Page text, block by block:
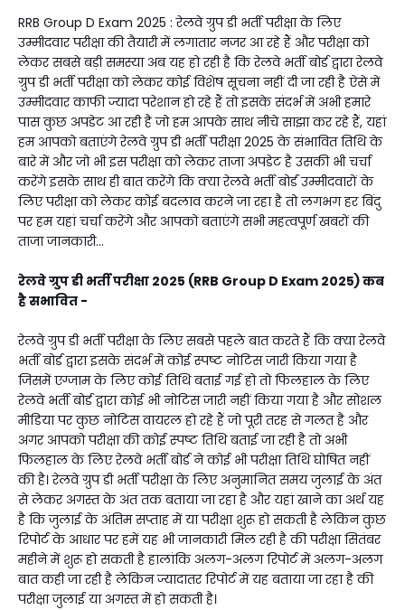
RRB Group D Exam 2025 : रेलवे ग्रुप डी भर्ती परीक्षा के लिए
उम्मीदवार परीक्षा की तैयारी में लगातार नजर आ रहे हैं और परीक्षा को
लेकर सबसे बड़ी समस्या अब यह हो रही है कि रेलवे भर्ती बोर्ड द्वारा रेलवे
ग्रुप डी भर्ती परीक्षा को लेकर कोई विशेष सूचना नहीं दी जा रही है ऐसे में
उम्मीदवार काफी ज्यादा परेशान हो रहे हैं तो इसके संदर्भ में अभी हमारे
पास कुछ अपडेट आ रही है जो हम आपके साथ नीचे साझा कर रहे हैं, यहां
हम आपको बताएंगे रेलवे ग्रुप डी भर्ती परीक्षा 2025 के संभावित तिथि के
बारे में और जो भी इस परीक्षा को लेकर ताजा अपडेट है उसकी भी चर्चा
करेंगे इसके साथ ही बात करेंगे कि क्या रेलवे भर्ती बोर्ड उम्मीदवारों के
लिए परीक्षा को लेकर कोई बदलाव करने जा रहा है तो लगभग हर बिंदु
पर हम यहां चर्चा करेंगे और आपको बताएंगे सभी महत्वपूर्ण खबरों की
ताजा जानकारी...
रेलवे ग्रुप डी भर्ती परीक्षा 2025 (RRB Group D Exam 2025) कब
है सभावित -
रेलवे ग्रुप डी भर्ती परीक्षा के लिए सबसे पहले बात करते हैं कि क्या रेलवे
भर्ती बोर्ड द्वारा इसके संदर्भ में कोई स्पष्ट नोटिस जारी किया गया है
जिसमें एग्जाम के लिए कोई तिथि बताई गई हो तो फिलहाल के लिए
रेलवे भर्ती बोर्ड द्वारा कोई भी नोटिस जारी नहीं किया गया है और सोशल
मीडिया पर कुछ नोटिस वायरल हो रहे हैं जो पूरी तरह से गलत है और
अगर आपको परीक्षा की कोई स्पष्ट तिथि बताई जा रही है तो अभी
फिलहाल के लिए रेलवे भर्ती बोर्ड ने कोई भी परीक्षा तिथि घोषित नहीं
की है। रेलवे ग्रुप डी भर्ती परीक्षा के लिए अनुमानित समय जुलाई के अंत
से लेकर अगस्त के अंत तक बताया जा रहा है और यहां खाने का अर्थ यह
है कि जुलाई के अंतिम सप्ताह में या परीक्षा शुरू हो सकती है लेकिन कुछ
रिपोर्ट के आधार पर हमें यह भी जानकारी मिल रही है की परीक्षा सितंबर
महीने में शुरू हो सकती है हालांकि अलग-अलग रिपोर्ट में अलग-अलग
बात कही जा रही है लेकिन ज्यादातर रिपोर्ट में यह बताया जा रहा है की
परीक्षा जुलाई या अगस्त में हो सकती है।